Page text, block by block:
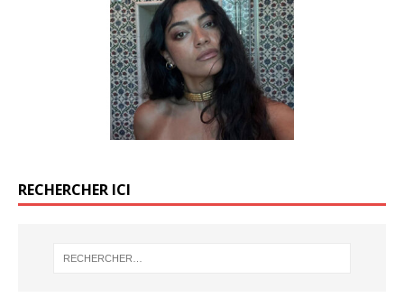
er
er
RECHERCHER ICI